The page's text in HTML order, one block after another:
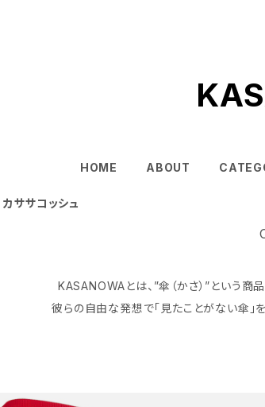
HOME ABOUT
カササコッシュ
KASANOWAとは、”傘（かさ）”という商
彼らの自由な発想で「見たことがない傘」